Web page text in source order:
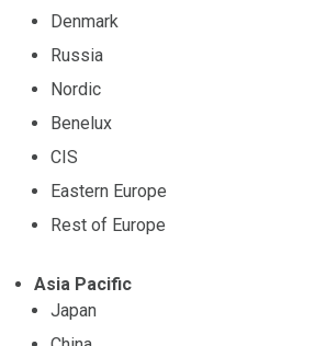
Denmark
Russia
Nordic
Benelux
CIS
Eastern Europe
Rest of Europe
Asia Pacific
Japan